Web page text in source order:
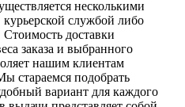
несколькими
службой либо
Стоимость доставки
заказа и выбранного
нашим клиентам
стараемся подобрать
вариант для каждого